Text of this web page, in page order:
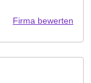
Firma bewerten